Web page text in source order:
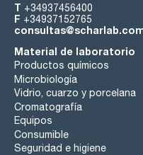
T +34937456400
F +34937152765
Material de laboratorio
Productos químicos
Microbiología
Vidrio, cuarzo y porcelana
Cromatografía
Equipos
Consumible
Seguridad e higiene